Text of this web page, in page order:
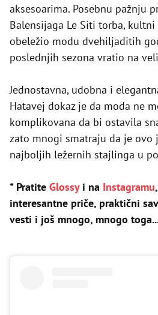
aksesoarima. Posebnu pažnju
Balensijaga Le Siti torba,
obeležio modu dvehiljaditih
poslednjih sezona vratio na
Jednostavna, udobna i
Hatavej dokaz je da moda ne
komplikovana da bi ostavila
zato mnogi smatraju da je ovo
najboljih ležernih stajlinga u
* Pratite Glossy i na Instagramu
interesantne priče, praktični
vesti i još mnogo, mnogo